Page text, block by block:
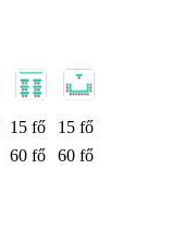
15 fő
15 fő
60 fő 60 fő